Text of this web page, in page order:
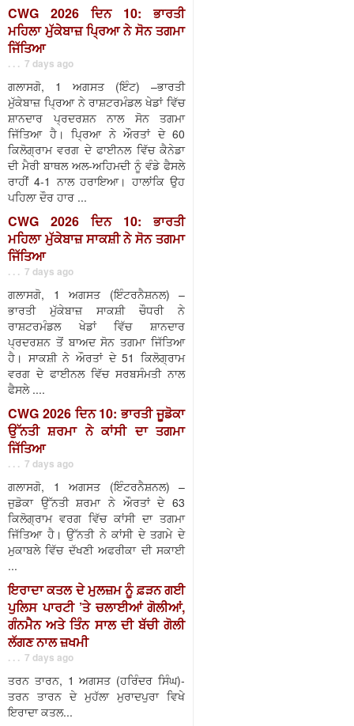
CWG 2026 ਦਿਨ 10: ਭਾਰਤੀ
ਮਹਿਲਾ ਮੁੱਕੇਬਾਜ਼ ਪ੍ਰਿਆ ਨੇ ਸੋਨ ਤਗਮਾ
ਜਿੱਤਿਆ
. . . 7 days ago
ਗਲਾਸਗੋ, 1 ਅਗਸਤ (ਇੰਟ) –ਭਾਰਤੀ
ਮੁੱਕੇਬਾਜ਼ ਪ੍ਰਿਆ ਨੇ ਰਾਸ਼ਟਰਮੰਡਲ ਖੇਡਾਂ ਵਿੱਚ
ਸ਼ਾਨਦਾਰ ਪ੍ਰਦਰਸ਼ਨ ਨਾਲ ਸੋਨ ਤਗਮਾ
ਜਿੱਤਿਆ ਹੈ। ਪ੍ਰਿਆ ਨੇ ਔਰਤਾਂ ਦੇ 60
ਕਿਲੋਗ੍ਰਾਮ ਵਰਗ ਦੇ ਫਾਈਨਲ ਵਿੱਚ ਕੈਨੇਡਾ
ਦੀ ਮੈਰੀ ਬਾਥਲ ਅਲ-ਅਹਿਮਦੀ ਨੂੰ ਵੰਡੇ ਫੈਸਲੇ
ਰਾਹੀਂ 4-1 ਨਾਲ ਹਰਾਇਆ। ਹਾਲਾਂਕਿ ਉਹ
ਪਹਿਲਾ ਦੌਰ ਹਾਰ ...
CWG 2026 ਦਿਨ 10: ਭਾਰਤੀ
ਮਹਿਲਾ ਮੁੱਕੇਬਾਜ਼ ਸਾਕਸ਼ੀ ਨੇ ਸੋਨ ਤਗਮਾ
ਜਿੱਤਿਆ
. . . 7 days ago
ਗਲਾਸਗੋ, 1 ਅਗਸਤ (ਇੰਟਰਨੈਸ਼ਨਲ) –
ਭਾਰਤੀ ਮੁੱਕੇਬਾਜ਼ ਸਾਕਸ਼ੀ ਚੌਧਰੀ ਨੇ
ਰਾਸ਼ਟਰਮੰਡਲ ਖੇਡਾਂ ਵਿੱਚ ਸ਼ਾਨਦਾਰ
ਪ੍ਰਦਰਸ਼ਨ ਤੋਂ ਬਾਅਦ ਸੋਨ ਤਗਮਾ ਜਿੱਤਿਆ
ਹੈ। ਸਾਕਸ਼ੀ ਨੇ ਔਰਤਾਂ ਦੇ 51 ਕਿਲੋਗ੍ਰਾਮ
ਵਰਗ ਦੇ ਫਾਈਨਲ ਵਿੱਚ ਸਰਬਸੰਮਤੀ ਨਾਲ
ਫੈਸਲੇ ....
CWG 2026 ਦਿਨ 10: ਭਾਰਤੀ ਜੂਡੋਕਾ
ਉੱਨਤੀ ਸ਼ਰਮਾ ਨੇ ਕਾਂਸੀ ਦਾ ਤਗਮਾ
ਜਿੱਤਿਆ
. . . 7 days ago
ਗਲਾਸਗੋ, 1 ਅਗਸਤ (ਇੰਟਰਨੈਸ਼ਨਲ) –
ਜੁਡੋਕਾ ਉੱਨਤੀ ਸ਼ਰਮਾ ਨੇ ਔਰਤਾਂ ਦੇ 63
ਕਿਲੋਗ੍ਰਾਮ ਵਰਗ ਵਿੱਚ ਕਾਂਸੀ ਦਾ ਤਗਮਾ
ਜਿੱਤਿਆ ਹੈ। ਉੱਨਤੀ ਨੇ ਕਾਂਸੀ ਦੇ ਤਗਮੇ ਦੇ
ਮੁਕਾਬਲੇ ਵਿੱਚ ਦੱਖਣੀ ਅਫਰੀਕਾ ਦੀ ਸਕਾਈ
...
ਇਰਾਦਾ ਕਤਲ ਦੇ ਮੁਲਜ਼ਮ ਨੂੰ ਫ਼ੜਨ ਗਈ
ਪੁਲਿਸ ਪਾਰਟੀ ’ਤੇ ਚਲਾਈਆਂ ਗੋਲੀਆਂ,
ਗੰਨਮੈਨ ਅਤੇ ਤਿੰਨ ਸਾਲ ਦੀ ਬੱਚੀ ਗੋਲੀ
ਲੱਗਣ ਨਾਲ ਜ਼ਖਮੀ
. . . 7 days ago
ਤਰਨ ਤਾਰਨ, 1 ਅਗਸਤ (ਹਰਿੰਦਰ ਸਿੰਘ)-
ਤਰਨ ਤਾਰਨ ਦੇ ਮੁਹੱਲਾ ਮੁਰਾਦਪੁਰਾ ਵਿਖੇ
ਇਰਾਦਾ ਕਤਲ...